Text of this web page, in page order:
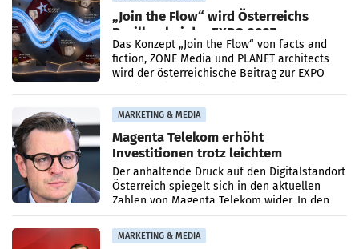
„Join the Flow“ wird Österreichs
Pavillon bei der EXPO 2027
Das Konzept „Join the Flow“ von facts and
fiction, ZONE Media und PLANET architects
wird der österreichische Beitrag zur EXPO
MARKETING & MEDIA
Magenta Telekom erhöht
Investitionen trotz leichtem
Umsatzrückgang
Der anhaltende Druck auf den Digitalstandort
Österreich spiegelt sich in den aktuellen
Zahlen von Magenta Telekom wider. In den
ersten sechs Monaten des laufenden Jahres
verzeichnete
MARKETING & MEDIA